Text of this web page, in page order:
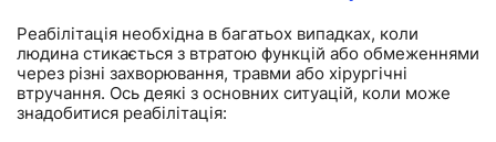
Реабілітація необхідна в багатьох випадках, коли
людина стикається з втратою функцій або обмеженнями
через різні захворювання, травми або хірургічні
втручання. Ось деякі з основних ситуацій, коли може
знадобитися реабілітація: